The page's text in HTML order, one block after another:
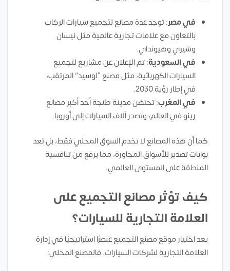
في مصر: توجد عدة مصانع لتجميع سيارات الركاب
بالتعاون مع علامات تجارية عالمية مثل نيسان
وشيري وهيونداي.
في السعودية: تم الإعلان عن مشاريع لتجميع
السيارات الكهربائية، مثل مصنع “لوسيد” المرتقب،
في إطار رؤية 2030.
في المغرب: تحتضن مدينة طنجة أحد أكبر مصانع
رينو في العالم، وتصدر آلاف السيارات إلى أوروبا.
كما أن هذه المصانع لا تخدم السوق المحلي فقط، بل تعد
بوابات تصدير للأسواق المجاورة، مما يرفع من تنافسية
المنطقة على المستوى العالمي.
كيف تؤثر مصانع التجميع على
العلامة التجارية للسيارات؟
يعد اختيار موقع مصنع التجميع عنصرًا استراتيجيًا في إدارة
العلامة التجارية لشركات السيارات. فالمصنع المحلي: